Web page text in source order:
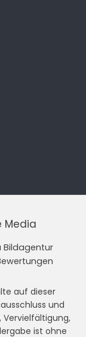
Media
Bildagentur
auf dieser
und
Vervielfältigung,
ist ohne